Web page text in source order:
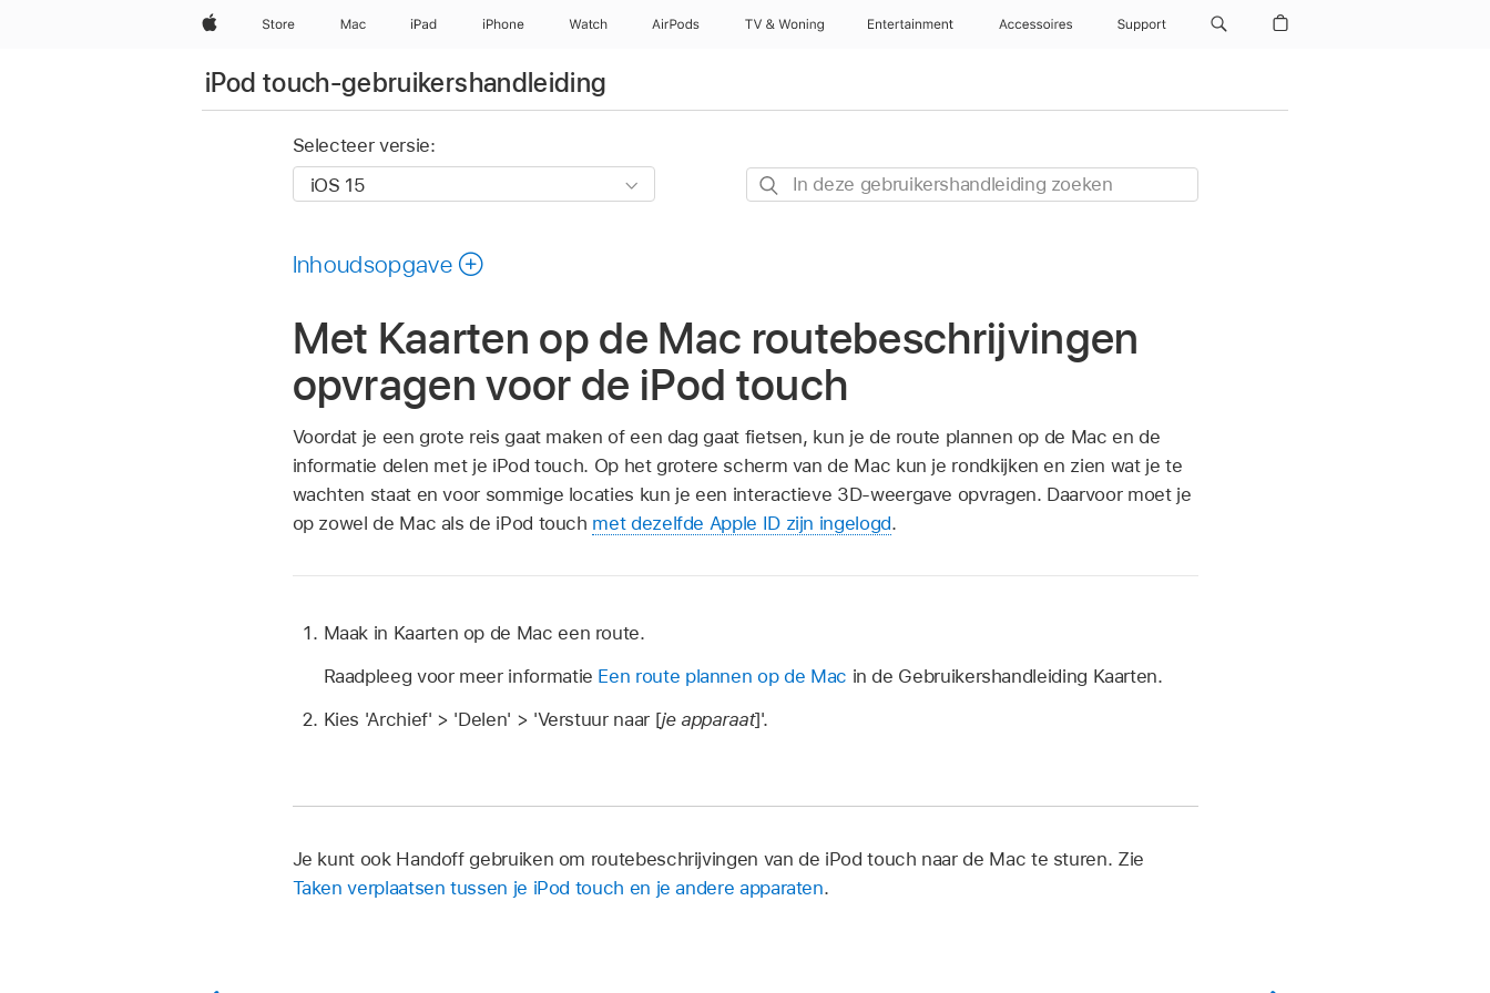
AppleStore Mac iPad iPhone Watch AirPods TV & Woning Entertainment Accessoires Support
iPod touch-gebruikershandleiding
Selecteer versie:
In
Inhoudsopgave
Met Kaarten op de Mac routebeschrijvingen
opvragen voor de iPod touch
Voordat je een grote reis gaat maken of een dag gaat fietsen, kun je de route plannen op de Mac en de
informatie delen met je iPod touch. Op het grotere scherm van de Mac kun je rondkijken en zien wat je te
wachten staat en voor sommige locaties kun je een interactieve 3D-weergave opvragen. Daarvoor moet je
op zowel de Mac als de iPod touch met dezelfde Apple ID zijn ingelogd.
Maak in Kaarten op de Mac een route.
Raadpleeg voor meer informatie Een route plannen op de Mac in de Gebruikershandleiding Kaarten.
Kies 'Archief' > 'Delen' > 'Verstuur naar [je apparaat]'.
Je kunt ook Handoff gebruiken om routebeschrijvingen van de iPod touch naar de Mac te sturen. Zie
Taken verplaatsen tussen je iPod touch en je andere apparaten.